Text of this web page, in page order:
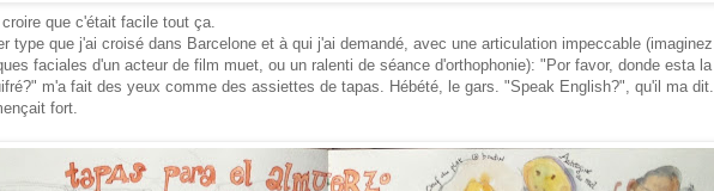
que c'était facile tout ça.
type que j'ai croisé dans Barcelone et à qui j'ai demandé, avec une articulation impeccable (imaginez
faciales d'un acteur de film muet, ou un ralenti de séance d'orthophonie): "Por favor, donde esta la
m'a fait des yeux comme des assiettes de tapas. Hébété, le gars. "Speak English?", qu'il ma dit.
fort.